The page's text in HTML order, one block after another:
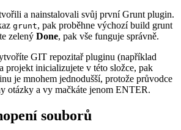
a nainstalovali svůj první Grunt plugin.
grunt, pak proběhne výchozí build grunt
zelený Done, pak vše funguje správně.
GIT repozitař pluginu (například
projekt inicializujete v této složce, pak
je mnohem jednodušší, protože průvodce
otázky a vy mačkáte jenom ENTER.
souborů